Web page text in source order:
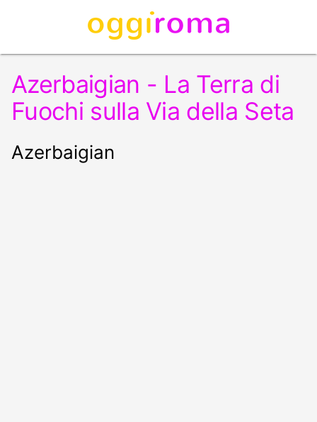
Azerbaigian - La Terra di
Fuochi sulla Via della Seta
Azerbaigian